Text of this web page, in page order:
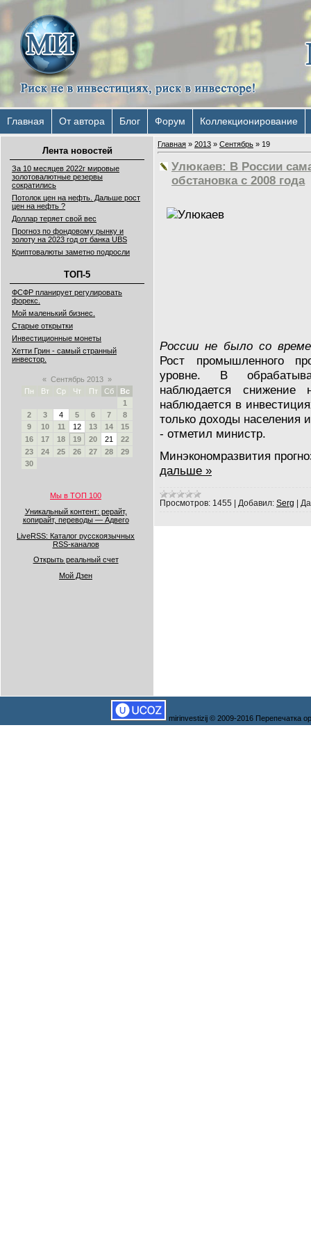
Главная От автора Блог Форум Коллекционирование
Лента новостей
За 10 месяцев 2022г мировые
золотовалютные резервы
сократились
Потолок цен на нефть. Дальше рост
цен на нефть ?
Доллар теряет свой вес
Прогноз по фондовому рынку и
золоту на 2023 год от банка UBS
Криптовалюты заметно подросли
ТОП-5
ФСФР планирует регулировать
форекс.
Мой маленький бизнес.
Старые открытки
Инвестиционные монеты
Хетти Грин - самый странный
инвестор.
« Сентябрь 2013 »
Пн
Вт Ср Чт Пт Сб
Вс
1
2
3 4 5 6 7
8
9
10 11 12 13 14
15
16
17 18 19 20 21
22
23
24 25 26 27 28
29
30
Мы в ТОП 100
Уникальный контент: рерайт,
копирайт, переводы — Адвего
LiveRSS: Каталог русскоязычных
RSS-каналов
Открыть реальный счет
Мой Дзен
Главная » 2013 » Сентябрь » 19
Улюкаев: В России
обстановка с 2008 года
России не было со
Рост промышленного
уровне. В
наблюдается снижение
наблюдается в
только доходы населения
- отметил министр.
Минэкономразвития
дальше »
Просмотров: 1455 | Добавил: Serg |
mirinvestizij © 2009-2016 Перепечатка